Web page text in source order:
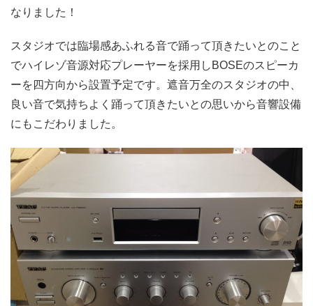
なりました！
スタジオでは臨場感あふれる音で踊って頂きたいとのこと
でハイレゾ音源対応プレーヤーを採用しBOSEのスピーカ
ーを四方向から設置予定です。遮音万全のスタジオの中、
良い音で気持ちよく踊って頂きたいとの思いから音響設備
にもこだわりました。